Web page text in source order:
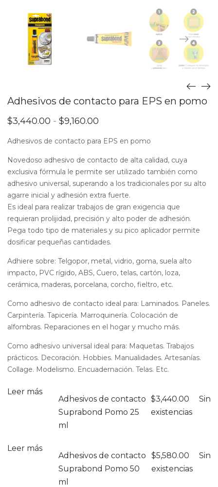
Adhesivos de contacto para EPS en pomo
$3,440.00 - $9,160.00
precios:
desde
$3,440.00
hasta
$9,160.00
Adhesivos de contacto para EPS en pomo
Novedoso adhesivo de contacto de alta calidad, cuya
exclusiva fórmula le permite ser utilizado también como
adhesivo universal, superando a los tradicionales por su alto
agarre inicial y adhesión extra fuerte.
Es ideal para realizar trabajos de gran exigencia que
requieran prolijidad, precisión y alto poder de adhesión.
Pega todo tipo de materiales y su pico aplicador permite
dosificar pequeñas cantidades.
Adhiere sobre: Telgopor, metal, vidrio, goma, suela alto
impacto, PVC rígido, ABS, Cuero, telas, cartón, loza,
cerámica, maderas, porcelana, corcho, fieltro, etc.
Como adhesivo de contacto ideal para: Laminados. Paneles.
Carpintería. Tapicería. Marroquinería. Colocación de
alfombras. Reparaciones en el hogar y mucho más.
Como adhesivo universal ideal para: Maquetas. Trabajos
prácticos. Decoración. Hobbies. Manualidades. Artesanías.
Collage. Modelismo. Encuadernación. Telas. Etc.
Leer más
Adhesivos de contacto
Suprabond Pomo 25
ml
$3,440.00
Sin
existencias
Leer más
Adhesivos de contacto
Suprabond Pomo 50
ml
$5,580.00
Sin
existencias